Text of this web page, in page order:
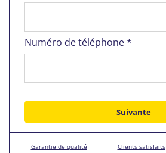
Numéro de téléphone *
Garantie de qualité Clients satisfaits